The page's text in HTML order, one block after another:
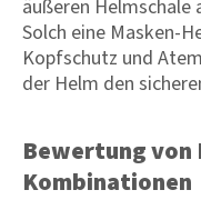
äußeren Helmschale
Solch eine Masken-
Kopfschutz und
der Helm den
Bewertung von
Kombinationen